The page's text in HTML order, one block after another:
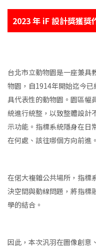
2023 年 iF 設計獎獲獎
台北市立動物園是一座兼具
物園，自1914年開始迄今
具代表性的動物園。園區幅
統進行統整，以致整體設計
示功能。指標系統隱身在日
在何處、該往哪個方向前進。
在偌大複雜公共場所，指標
決空間與動線問題，將指標
學的結合。
因此，本次汎羽在圖像創意